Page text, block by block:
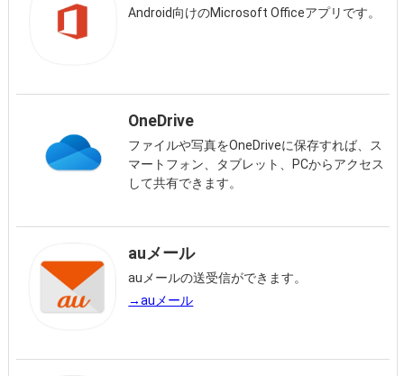
Android向けのMicrosoft Officeアプリです。
OneDrive
ファイルや写真をOneDriveに保存すれば、ス
マートフォン、タブレット、PCからアクセス
して共有できます。
auメール
auメールの送受信ができます。
→auメール